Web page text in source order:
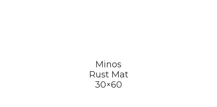
Minos
Rust Mat
30×60